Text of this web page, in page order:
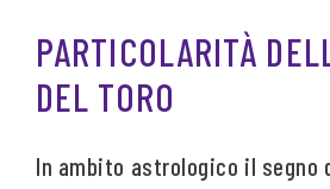
PARTICOLARITÀ
DEL TORO
In ambito astrologico il segno